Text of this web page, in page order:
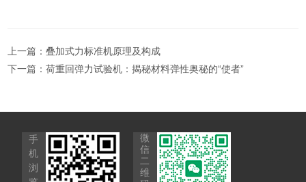
上一篇：叠加式力标准机原理及构成
下一篇：荷重回弹力试验机：揭秘材料弹性奥秘的“使者”
手
机
浏
微
信
二
维